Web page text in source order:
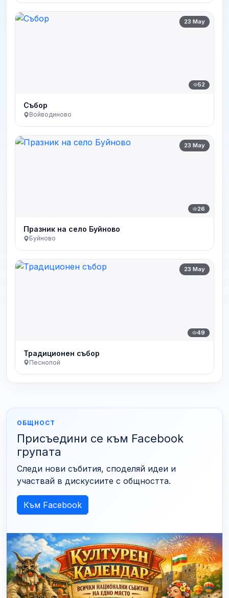
23 May
52
Събор
Войводиново
23 May
26
Празник на село Буйново
Буйново
23 May
49
Традиционен събор
Песнопой
ОБЩНОСТ
Присъедини се към Facebook
групата
Следи нови събития, споделяй идеи и
участвай в дискусиите с общността.
Към Facebook